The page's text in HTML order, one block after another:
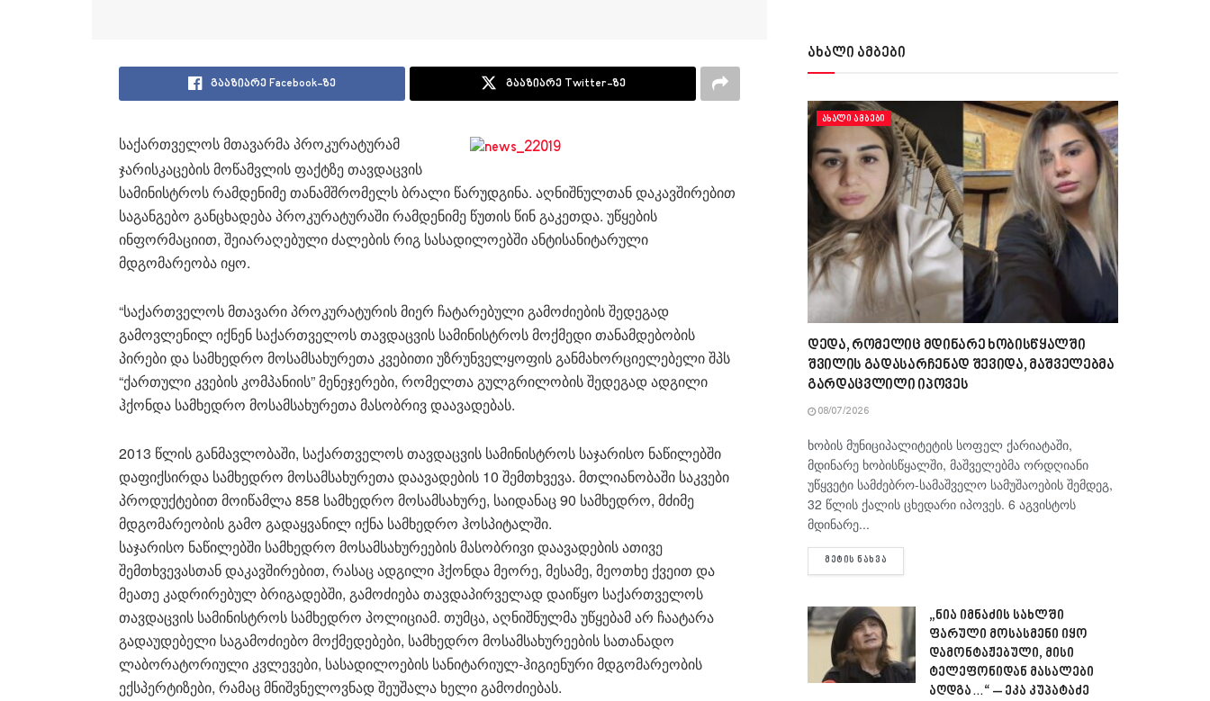
გააზიარე Facebook-ზე გააზიარე Twitter-ზე
საქართველოს მთავარმა პროკურატურამ
ჯარისკაცების მოწამვლის ფაქტზე თავდაცვის
სამინისტროს რამდენიმე თანამშრომელს ბრალი წარუდგინა. აღნიშნულთან დაკავშირებით
საგანგებო განცხადება პროკურატურაში რამდენიმე წუთის წინ გაკეთდა. უწყების
ინფორმაციით, შეიარაღებული ძალების რიგ სასადილოებში ანტისანიტარული
მდგომარეობა იყო.
“საქართველოს მთავარი პროკურატურის მიერ ჩატარებული გამოძიების შედეგად
გამოვლენილ იქნენ საქართველოს თავდაცვის სამინისტროს მოქმედი თანამდებობის
პირები და სამხედრო მოსამსახურეთა კვებითი უზრუნველყოფის განმახორციელებელი შპს
“ქართული კვების კომპანიის” მენეჯერები, რომელთა გულგრილობის შედეგად ადგილი
ჰქონდა სამხედრო მოსამსახურეთა მასობრივ დაავადებას.
2013 წლის განმავლობაში, საქართველოს თავდაცვის სამინისტროს საჯარისო ნაწილებში
დაფიქსირდა სამხედრო მოსამსახურეთა დაავადების 10 შემთხვევა. მთლიანობაში საკვები
პროდუქტებით მოიწამლა 858 სამხედრო მოსამსახურე, საიდანაც 90 სამხედრო, მძიმე
მდგომარეობის გამო გადაყვანილ იქნა სამხედრო ჰოსპიტალში.
საჯარისო ნაწილებში სამხედრო მოსამსახურეების მასობრივი დაავადების ათივე
შემთხვევასთან დაკავშირებით, რასაც ადგილი ჰქონდა მეორე, მესამე, მეოთხე ქვეით და
მეათე კადრირებულ ბრიგადებში, გამოძიება თავდაპირველად დაიწყო საქართველოს
თავდაცვის სამინისტროს სამხედრო პოლიციამ. თუმცა, აღნიშნულმა უწყებამ არ ჩაატარა
გადაუდებელი საგამოძიებო მოქმედებები, სამხედრო მოსამსახურეების სათანადო
ლაბორატორიული კვლევები, სასადილოების სანიტარიულ-ჰიგიენური მდგომარეობის
ექსპერტიზები, რამაც მნიშვნელოვნად შეუშალა ხელი გამოძიებას.
ახალი ამბები
ᲐᲮᲐᲚᲘ ᲐᲛᲑᲔᲑᲘ
დედა, რომელიც მდინარე ხობისწყალში
შვილის გადასარჩენად შევიდა, მაშველებმა
გარდაცვლილი იპოვეს
08/07/2026
ხობის მუნიციპალიტეტის სოფელ ქარიატაში,
მდინარე ხობისწყალში, მაშველებმა ორდღიანი
უწყვეტი სამძებრო-სამაშველო სამუშაოების შემდეგ,
32 წლის ქალის ცხედარი იპოვეს. 6 აგვისტოს
მდინარე...
ᲛᲔᲢᲘᲡ ᲜᲐᲮᲕᲐ
„ნია იმნაძის სახლში
ფარული მოსასმენი იყო
დამონტაჟებული, მისი
ტელეფონიდან მასალები
აღდგა…“ – ეკა კუპატაძე